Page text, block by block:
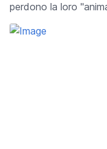
perdono la loro